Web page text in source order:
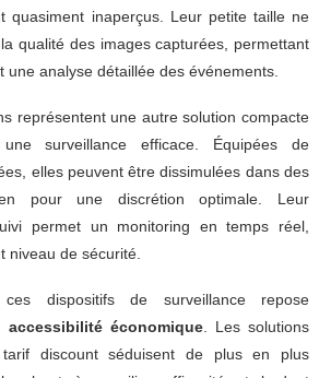
quasiment inaperçus. Leur petite taille ne
qualité des images capturées, permettant
une analyse détaillée des événements.
représentent une autre solution compacte
surveillance efficace. Équipées de
elles peuvent être dissimulées dans des
pour une discrétion optimale. Leur
permet un monitoring en temps réel,
niveau de sécurité.
ces dispositifs de surveillance repose
accessibilité économique. Les solutions
discount séduisent de plus en plus